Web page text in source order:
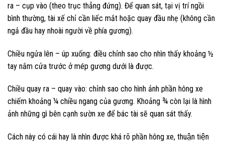
ra – cụp vào (theo trục thẳng đứng). Để quan sát, tại vị trí ngồi
bình thường, tài xế chỉ cần liếc mắt hoặc quay đầu nhẹ (không cần
ngả đầu hay nhoài người về phía gương).
Chiều ngửa lên – úp xuống: điều chỉnh sao cho nhìn thấy khoảng ½
tay nắm cửa trước ở mép gương dưới là được.
Chiều quay ra – quay vào: chỉnh sao cho hình ảnh phần hông xe
chiếm khoảng ¼ chiều ngang của gương. Khoảng ¾ còn lại là hình
ảnh những gì bên cạnh sườn xe để bác tài sẽ quan sát thấy.
Cách này có cái hay là nhìn được khá rõ phần hông xe, thuận tiện